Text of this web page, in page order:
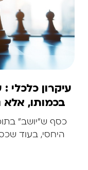
עיקרון כלכלי
בכמותו,
כסף ש"יושב"
היחסי, בעוד